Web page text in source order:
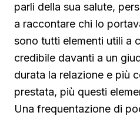
parli della sua salute,
a raccontare chi lo
sono tutti elementi utili a
credibile davanti a un
durata la relazione e più
prestata, più questi
Una frequentazione di